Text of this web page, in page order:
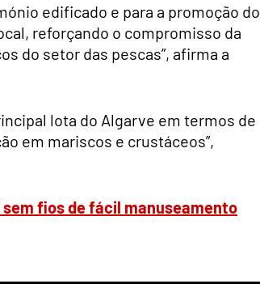
edificado e para a promoção do
reforçando o compromisso da
do setor das pescas”, afirma a
lota do Algarve em termos de
em mariscos e crustáceos”,
sem fios de fácil manuseamento